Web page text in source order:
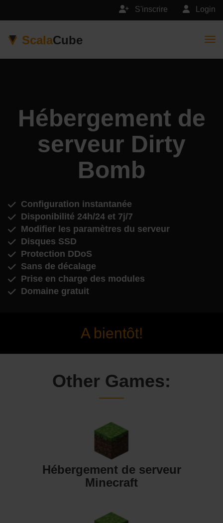
Login
S'inscrire
ScalaCube
Hébergement de
serveur Dirty
Bomb
Configuration instantanée
Disponibilité 24h/24 et 7j/7
Modifier les paramètres du serveur
Disques SSD
Protection DDoS
Sans de décalage
Prise en charge des modules
Domaine gratuit
A bientôt!
Other Games:
Hébergement de serveur
Minecraft